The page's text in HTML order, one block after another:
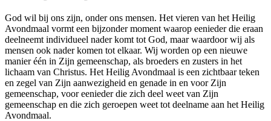
God wil bij ons zijn, onder ons mensen. Het vieren van het Heilig
Avondmaal vormt een bijzonder moment waarop eenieder die eraan
deelneemt individueel nader komt tot God, maar waardoor wij als
mensen ook nader komen tot elkaar. Wij worden op een nieuwe
manier één in Zijn gemeenschap, als broeders en zusters in het
lichaam van Christus. Het Heilig Avondmaal is een zichtbaar teken
en zegel van Zijn aanwezigheid en genade in en voor Zijn
gemeenschap, voor eenieder die zich deel weet van Zijn
gemeenschap en die zich geroepen weet tot deelname aan het Heilig
Avondmaal.